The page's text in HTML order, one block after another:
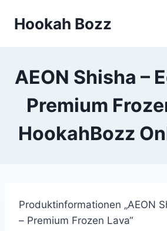
InhaltHookah Bozz
AEON Shisha –
Premium
HookahBozz
Produktinformationen „AEON
– Premium Frozen Lava“